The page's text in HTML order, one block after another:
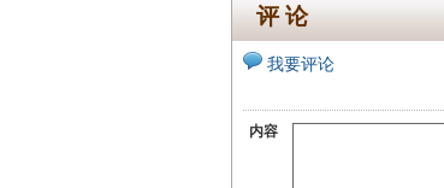
评 论
我要评论
内容